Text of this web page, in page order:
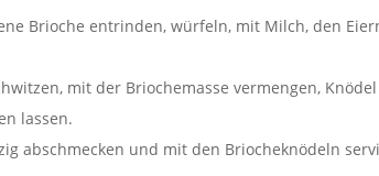
Brioche entrinden, würfeln, mit Milch, den
mit der Briochemasse vermengen,
lassen.
abschmecken und mit den Briocheknödeln